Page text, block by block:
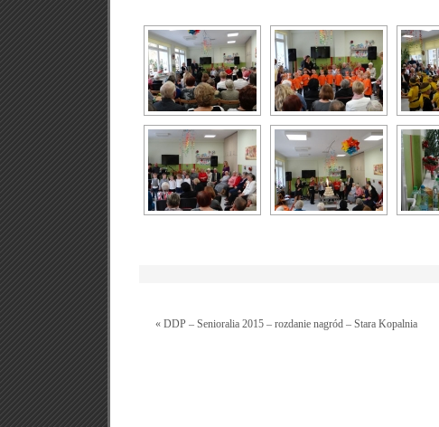
« DDP – Senioralia 2015 – rozdanie nagród – Stara Kopalnia